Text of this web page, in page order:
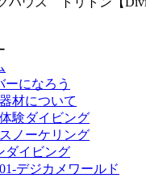
ーになろう
器材について
体験ダイビング
スノーケリング
ダイビング
01-デジカメワールド